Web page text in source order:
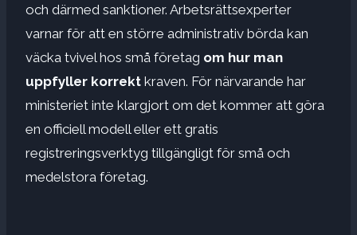
och därmed sanktioner. Arbetsrättsexperter
varnar för att en större administrativ börda kan
väcka tvivel hos små företag om hur man
uppfyller korrekt kraven. För närvarande har
ministeriet inte klargjort om det kommer att göra
en officiell modell eller ett gratis
registreringsverktyg tillgängligt för små och
medelstora företag.